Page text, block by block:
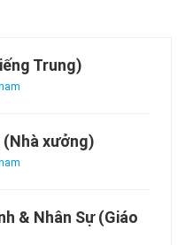
Trung)
(Nhà xưởng)
& Nhân Sự (Giáo